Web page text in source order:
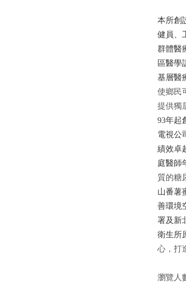
本所創
健員、
群體醫
區醫學
基層醫
使鄉民
提供獨
93年起
電視公
績效卓
庭醫師
質的糖
山番薯
善環境
署及新
衛生所
心， 打
瀏覽人